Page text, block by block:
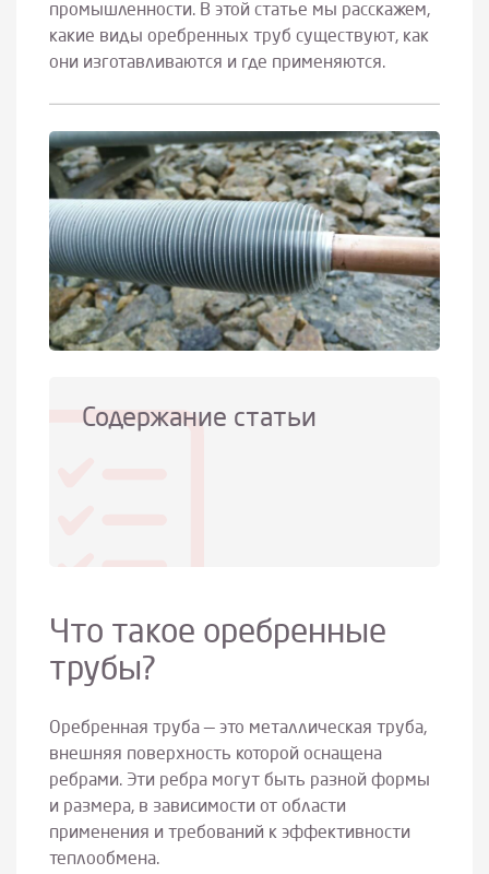
промышленности. В этой статье мы расскажем,
какие виды оребренных труб существуют, как
они изготавливаются и где применяются.
Содержание статьи
Что такое оребренные
трубы?
Оребренная труба — это металлическая труба,
внешняя поверхность которой оснащена
ребрами. Эти ребра могут быть разной формы
и размера, в зависимости от области
применения и требований к эффективности
теплообмена.